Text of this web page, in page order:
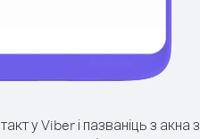
у Viber і пазваніць з акна з